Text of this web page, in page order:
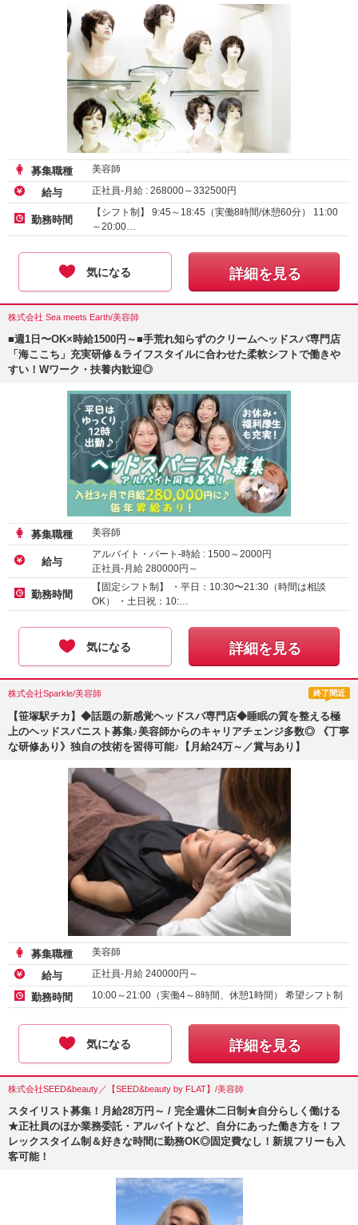
募集職種 美容師
給与 正社員-月給 : 268000～332500円
勤務時間
【シフト制】 9:45～18:45（実働8時間/休憩60分） 11:00
～20:00…
気になる 詳細を見る
株式会社 Sea meets Earth/美容師
■週1日〜OK×時給1500円～■手荒れ知らずのクリームヘッドスパ専門店
「海ここち」充実研修＆ライフスタイルに合わせた柔軟シフトで働きや
すい！Wワーク・扶養内歓迎◎
募集職種 美容師
給与
アルバイト・パート-時給 : 1500～2000円
正社員-月給 280000円～
勤務時間
【固定シフト制】 ・平日：10:30〜21:30（時間は相談
OK） ・土日祝：10:…
気になる 詳細を見る
株式会社Sparkle/美容師 終了間近
【笹塚駅チカ】◆話題の新感覚ヘッドスパ専門店◆睡眠の質を整える極
上のヘッドスパニスト募集♪美容師からのキャリアチェンジ多数◎ 《丁寧
な研修あり》独自の技術を習得可能♪【月給24万～／賞与あり】
募集職種 美容師
給与 正社員-月給 240000円～
勤務時間 10:00～21:00（実働4～8時間、休憩1時間） 希望シフト制
気になる 詳細を見る
株式会社SEED&beauty／【SEED&beauty by FLAT】/美容師
スタイリスト募集！月給28万円～ / 完全週休二日制★自分らしく働ける
★正社員のほか業務委託・アルバイトなど、自分にあった働き方を！フ
レックスタイム制＆好きな時間に勤務OK◎固定費なし！新規フリーも入
客可能！